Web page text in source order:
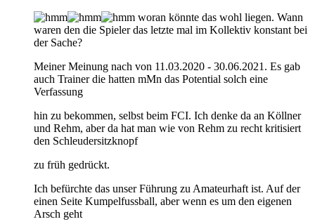
woran könnte das wohl liegen. Wann
waren den die Spieler das letzte mal im Kollektiv konstant bei
der Sache?
Meiner Meinung nach von 11.03.2020 - 30.06.2021. Es gab
auch Trainer die hatten mMn das Potential solch eine
Verfassung
hin zu bekommen, selbst beim FCI. Ich denke da an Köllner
und Rehm, aber da hat man wie von Rehm zu recht kritisiert
den Schleudersitzknopf
zu früh gedrückt.
Ich befürchte das unser Führung zu Amateurhaft ist. Auf der
einen Seite Kumpelfussball, aber wenn es um den eigenen
Arsch geht